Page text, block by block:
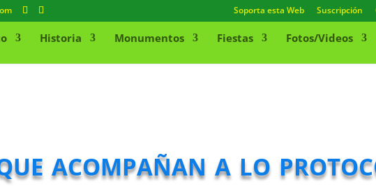
Soporta esta Web Suscripción
Historia Monumentos Fiestas Fotos/Videos
acompañan a lo